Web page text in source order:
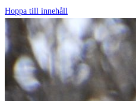
Hoppa till innehåll